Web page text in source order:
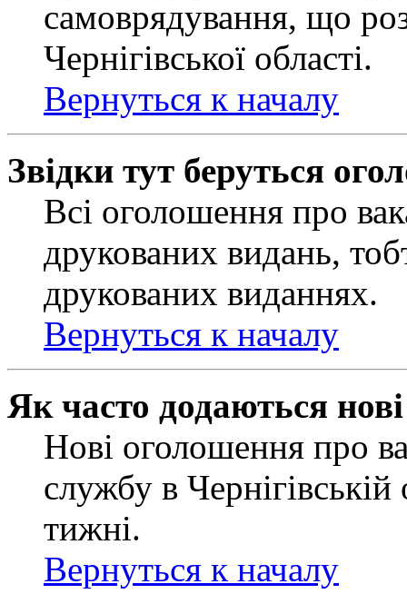
самоврядування, що
Чернігівської області.
Вернуться к началу
Звідки тут беруться
Всі оголошення про
друкованих видань,
друкованих виданнях.
Вернуться к началу
Як часто додаються
Нові оголошення про
службу в
тижні.
Вернуться к началу